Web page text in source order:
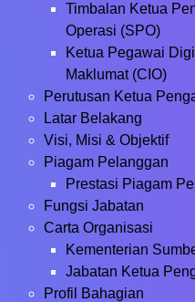
Timbalan Ketua
Operasi (SPO)
Ketua Pegawai
Maklumat (CIO)
Perutusan Ketua
Latar Belakang
Visi, Misi & Objektif
Piagam Pelanggan
Prestasi Piagam
Fungsi Jabatan
Carta Organisasi
Kementerian
Jabatan Ketua
Profil Bahagian